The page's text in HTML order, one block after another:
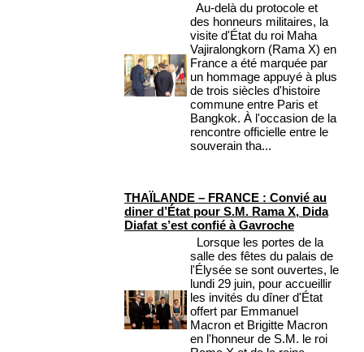
Au-delà du protocole et
des honneurs militaires, la
visite d'État du roi Maha
Vajiralongkorn (Rama X) en
France a été marquée par
un hommage appuyé à plus
de trois siècles d'histoire
commune entre Paris et
Bangkok. À l'occasion de la
rencontre officielle entre le
souverain tha...
THAÏLANDE – FRANCE : Convié au
diner d’État pour S.M. Rama X, Dida
Diafat s’est confié à Gavroche
Lorsque les portes de la
salle des fêtes du palais de
l'Élysée se sont ouvertes, le
lundi 29 juin, pour accueillir
les invités du dîner d'État
offert par Emmanuel
Macron et Brigitte Macron
en l'honneur de S.M. le roi